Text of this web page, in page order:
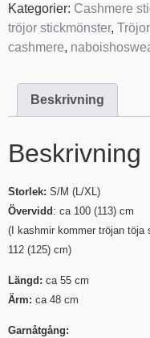
Kategorier: Cashmere
tröjor stickmönster,
cashmere,
Beskrivning
Beskrivning
Storlek: S/M (L/XL)
Övervidd: ca 100 (113) cm
(I kashmir kommer tröjan
112 (125) cm)
Längd: ca 55 cm
Ärm: ca 48 cm
Garnåtgång: